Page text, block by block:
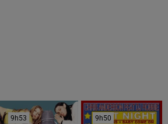
9h53
9h53 9h50
9h50